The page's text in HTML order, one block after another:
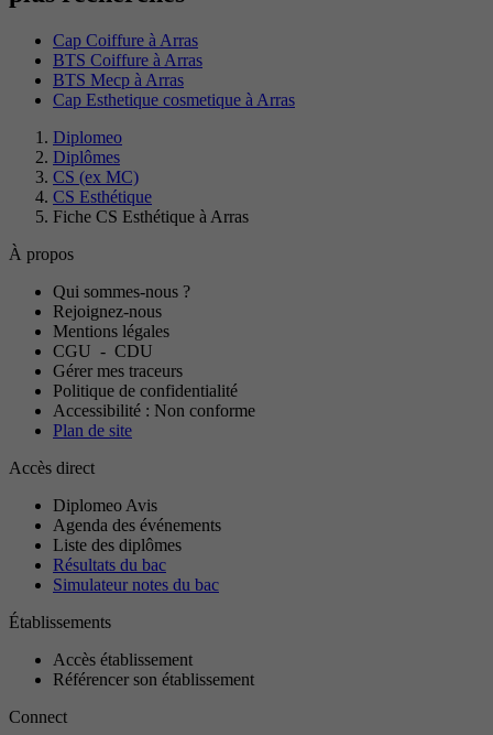
Cap Coiffure à Arras
BTS Coiffure à Arras
BTS Mecp à Arras
Cap Esthetique cosmetique à Arras
Diplomeo
Diplômes
CS (ex MC)
CS Esthétique
Fiche CS Esthétique à Arras
À propos
Qui sommes-nous ?
Rejoignez-nous
Mentions légales
CGU - CDU
Gérer mes traceurs
Politique de confidentialité
Accessibilité : Non conforme
Plan de site
Accès direct
Diplomeo Avis
Agenda des événements
Liste des diplômes
Résultats du bac
Simulateur notes du bac
Établissements
Accès établissement
Référencer son établissement
Connect